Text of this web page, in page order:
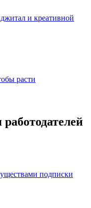
и креативной
расти
подписки